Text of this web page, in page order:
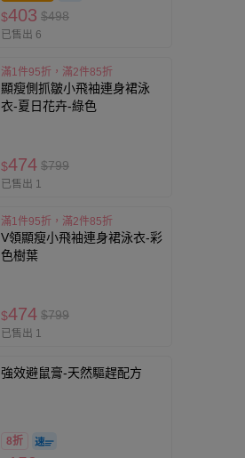
$403 $498
已售出 6
滿1件95折，滿2件85折
顯瘦側抓皺小飛袖連身裙泳
衣-夏日花卉-綠色
$474 $799
已售出 1
滿1件95折，滿2件85折
V領顯瘦小飛袖連身裙泳衣-彩
色樹葉
$474 $799
已售出 1
強效避鼠膏-天然驅趕配方
8折